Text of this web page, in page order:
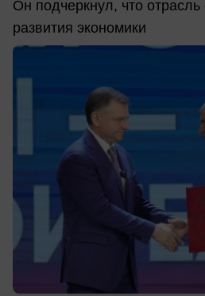
Он подчеркнул, что
развития экономики